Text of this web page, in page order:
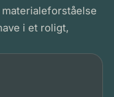
i et roligt,